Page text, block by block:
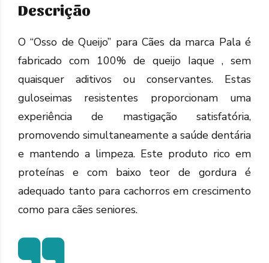
Descrição
O “Osso de Queijo” para Cães da marca Pala é
fabricado com 100% de queijo Iaque , sem
quaisquer aditivos ou conservantes. Estas
guloseimas resistentes proporcionam uma
experiência de mastigação satisfatória,
promovendo simultaneamente a saúde dentária
e mantendo a limpeza. Este produto rico em
proteínas e com baixo teor de gordura é
adequado tanto para cachorros em crescimento
como para cães seniores.